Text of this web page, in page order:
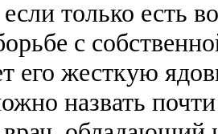
если только есть
с
его жесткую
назвать